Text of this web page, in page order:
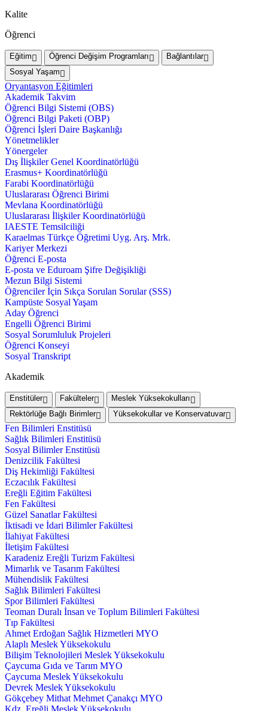
Kalite
Öğrenci
Eğitim Öğrenci Değişim Programları
Bağlantılar
Sosyal Yaşam
Oryantasyon Eğitimleri
Akademik Takvim
Öğrenci Bilgi Sistemi (OBS)
Öğrenci Bilgi Paketi (OBP)
Öğrenci İşleri Daire Başkanlığı
Yönetmelikler
Yönergeler
Dış İlişkiler Genel Koordinatörlüğü
Erasmus+ Koordinatörlüğü
Farabi Koordinatörlüğü
Uluslararası Öğrenci Birimi
Mevlana Koordinatörlüğü
Uluslararası İlişkiler Koordinatörlüğü
IAESTE Temsilciliği
Karaelmas Türkçe Öğretimi Uyg. Arş. Mrk.
Kariyer Merkezi
Öğrenci E-posta
E-posta ve Eduroam Şifre Değişikliği
Mezun Bilgi Sistemi
Öğrenciler İçin Sıkça Sorulan Sorular (SSS)
Kampüste Sosyal Yaşam
Aday Öğrenci
Engelli Öğrenci Birimi
Sosyal Sorumluluk Projeleri
Öğrenci Konseyi
Sosyal Transkript
Akademik
Enstitüler Fakülteler
Meslek Yüksekokulları
Rektörlüğe Bağlı Birimler
Yüksekokullar ve Konservatuvar
Fen Bilimleri Enstitüsü
Sağlık Bilimleri Enstitüsü
Sosyal Bilimler Enstitüsü
Denizcilik Fakültesi
Diş Hekimliği Fakültesi
Eczacılık Fakültesi
Ereğli Eğitim Fakültesi
Fen Fakültesi
Güzel Sanatlar Fakültesi
İktisadi ve İdari Bilimler Fakültesi
İlahiyat Fakültesi
İletişim Fakültesi
Karadeniz Ereğli Turizm Fakültesi
Mimarlık ve Tasarım Fakültesi
Mühendislik Fakültesi
Sağlık Bilimleri Fakültesi
Spor Bilimleri Fakültesi
Teoman Duralı İnsan ve Toplum Bilimleri Fakültesi
Tıp Fakültesi
Ahmet Erdoğan Sağlık Hizmetleri MYO
Alaplı Meslek Yüksekokulu
Bilişim Teknolojileri Meslek Yüksekokulu
Çaycuma Gıda ve Tarım MYO
Çaycuma Meslek Yüksekokulu
Devrek Meslek Yüksekokulu
Gökçebey Mithat Mehmet Çanakçı MYO